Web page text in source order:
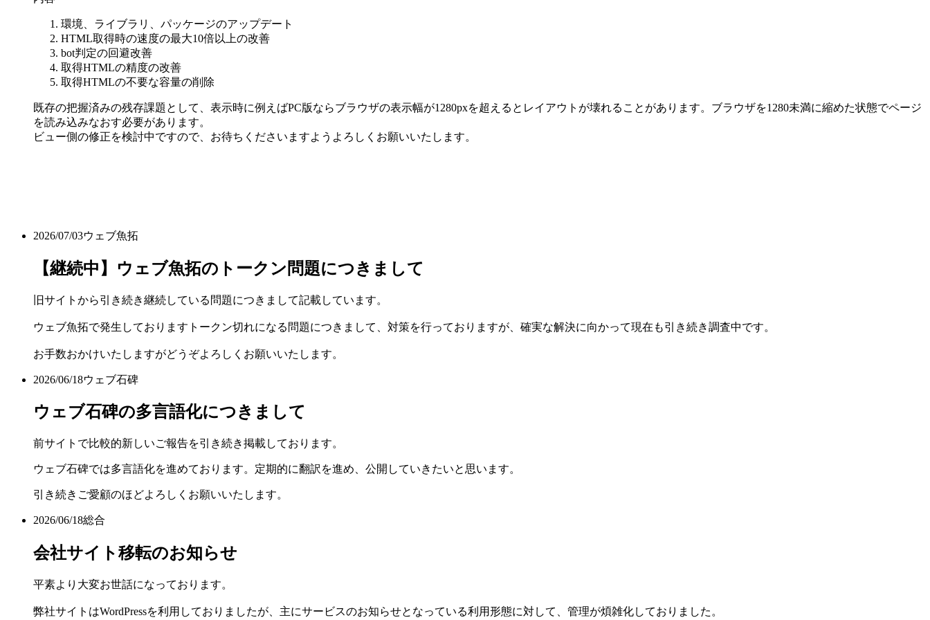
環境、ライブラリ、パッケージのアップデート
HTML取得時の速度の最大10倍以上の改善
bot判定の回避改善
取得HTMLの精度の改善
取得HTMLの不要な容量の削除
既存の把握済みの残存課題として、表示時に例えばPC版ならブラウザの表示幅が1280pxを超えるとレイアウトが壊れることがあります。ブラウザを1280未満に縮めた状態でページ
を読み込みなおす必要があります。
ビュー側の修正を検討中ですので、お待ちくださいますようよろしくお願いいたします。
2026/07/03ウェブ魚拓
【継続中】ウェブ魚拓のトークン問題につきまして
旧サイトから引き続き継続している問題につきまして記載しています。
ウェブ魚拓で発生しておりますトークン切れになる問題につきまして、対策を行っておりますが、確実な解決に向かって現在も引き続き調査中です。
お手数おかけいたしますがどうぞよろしくお願いいたします。
2026/06/18ウェブ石碑
ウェブ石碑の多言語化につきまして
前サイトで比較的新しいご報告を引き続き掲載しております。
ウェブ石碑では多言語化を進めております。定期的に翻訳を進め、公開していきたいと思います。
引き続きご愛顧のほどよろしくお願いいたします。
2026/06/18総合
会社サイト移転のお知らせ
平素より大変お世話になっております。
弊社サイトはWordPressを利用しておりましたが、主にサービスのお知らせとなっている利用形態に対して、管理が煩雑化しておりました。